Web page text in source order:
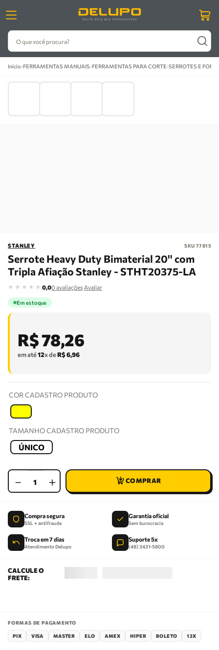
O que você procura?
Início›FERRAMENTAS MANUAIS›FERRAMENTAS PARA CORTE›SERROTES E
STANLEY SKU 77815
Serrote Heavy Duty Bimaterial 20'' com
Tripla Afiação Stanley - STHT20375-LA
★ ★ ★ ★ ★ 0,00 avaliações·Avaliar
Em estoque
R$78,26
em até12x deR$6,96
COR CADASTRO PRODUTO
TAMANHO CADASTRO PRODUTO
ÚNICO
＋
－
Compra segura
SSL + antifraude
Garantia oficial
Sem burocracia
Troca em 7 dias
Atendimento Delupo
Suporte 5x
(48) 3431-5800
FORMAS DE PAGAMENTO
PIX VISA MASTER ELO AMEX HIPER BOLETO 12X